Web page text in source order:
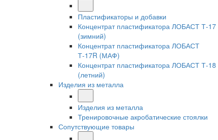
Пластификаторы и добавки
Концентрат пластификатора ЛОБАСТ Т-17
(зимний)
Концентрат пластификатора ЛОБАСТ
Т-17R (МАФ)
Концентрат пластификатора ЛОБАСТ Т-18
(летний)
Изделия из металла
Изделия из металла
Тренировочные акробатические стоялки
Сопутствующие товары